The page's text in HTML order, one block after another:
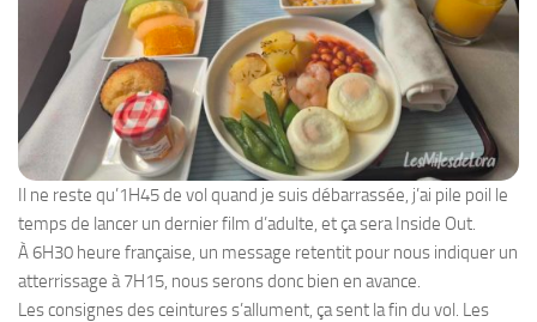
Il ne reste qu’1H45 de vol quand je suis débarrassée, j’ai pile poil le
temps de lancer un dernier film d’adulte, et ça sera Inside Out.
À 6H30 heure française, un message retentit pour nous indiquer un
atterrissage à 7H15, nous serons donc bien en avance.
Les consignes des ceintures s’allument, ça sent la fin du vol. Les